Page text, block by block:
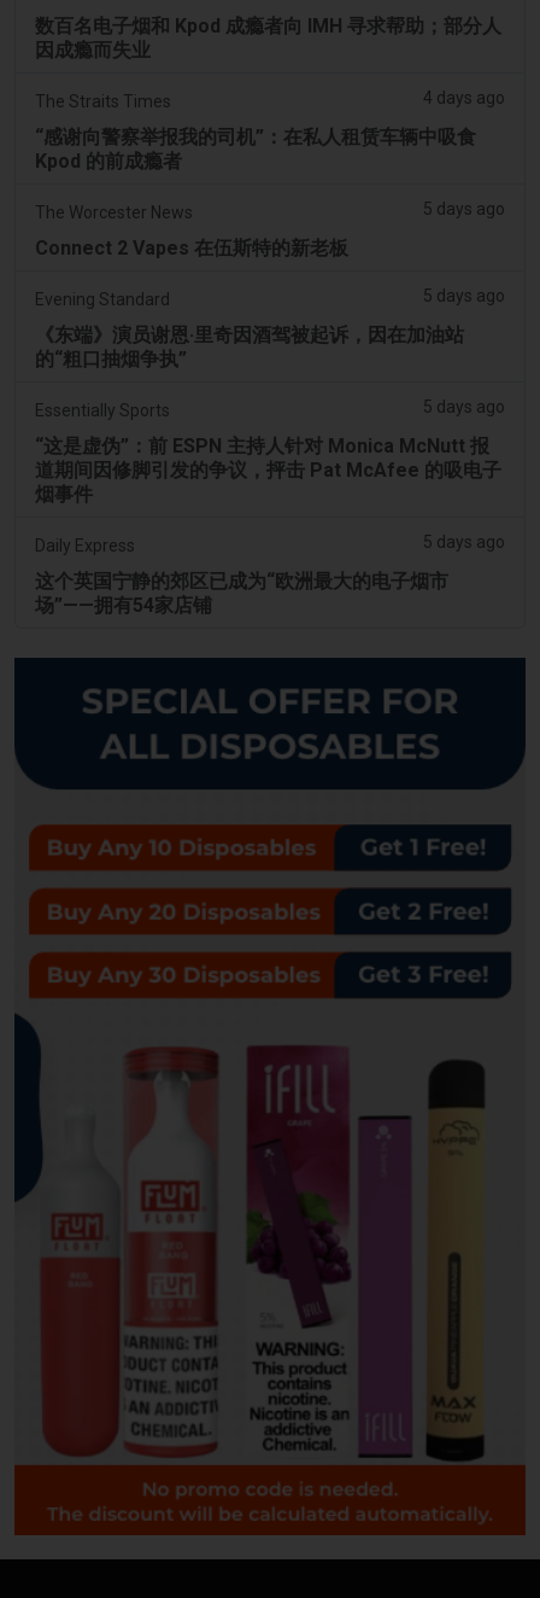
数百名电子烟和 Kpod 成瘾者向 IMH 寻求帮助；部分人
因成瘾而失业
The Straits Times 4 days ago
“感谢向警察举报我的司机”：在私人租赁车辆中吸食
Kpod 的前成瘾者
The Worcester News 5 days ago
Connect 2 Vapes 在伍斯特的新老板
Evening Standard 5 days ago
《东端》演员谢恩·里奇因酒驾被起诉，因在加油站
的“粗口抽烟争执”
Essentially Sports 5 days ago
“这是虚伪”：前 ESPN 主持人针对 Monica McNutt 报
道期间因修脚引发的争议，抨击 Pat McAfee 的吸电子
烟事件
Daily Express 5 days ago
这个英国宁静的郊区已成为“欧洲最大的电子烟市
场”——拥有54家店铺